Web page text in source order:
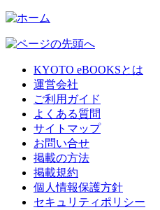
KYOTO eBOOKSとは
運営会社
ご利用ガイド
よくある質問
サイトマップ
お問い合せ
掲載の方法
掲載規約
個人情報保護方針
セキュリティポリシー